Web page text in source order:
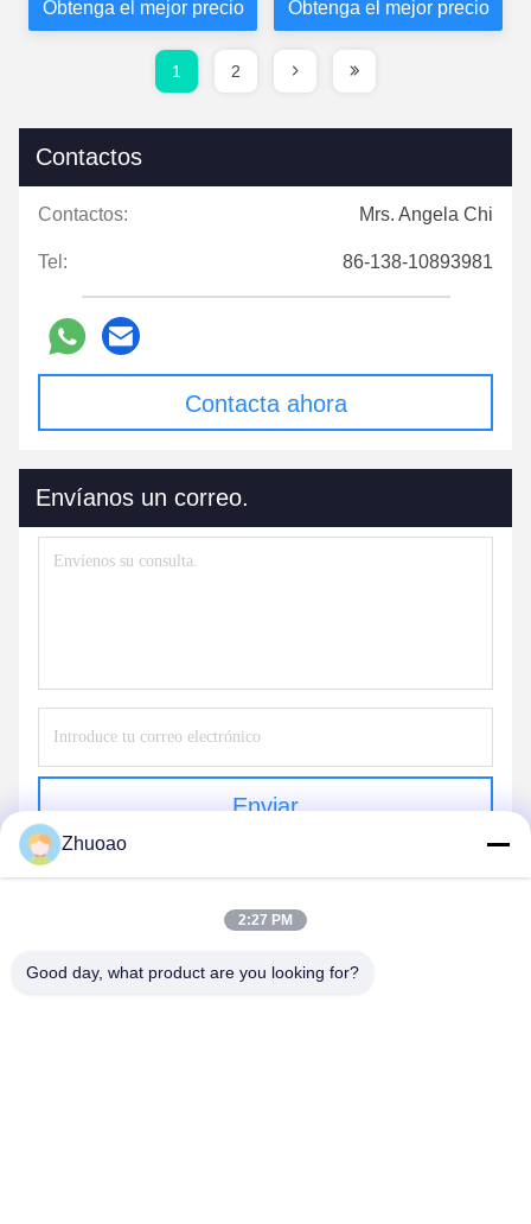
Probado por impacto
Obtenga el mejor precio
poco profunda montada
Obtenga el mejor precio
1 2
Contactos
Contactos: Mrs. Angela Chi
Tel: 86-138-10893981
Contacta ahora
Envíanos un correo.
Enviar
Zhuoao
2:27 PM
Good day, what product are you looking for?